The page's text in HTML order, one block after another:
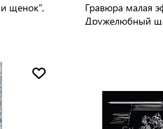
щенок",
Гравюра малая
Дружелюбный